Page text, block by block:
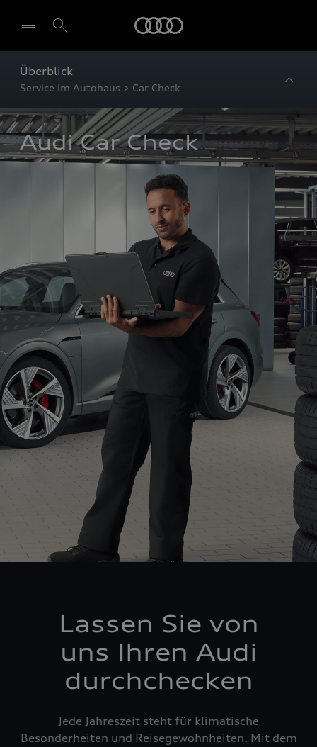
Überblick
Service im Autohaus > Car Check
Audi Car Check
Lassen Sie von
uns Ihren Audi
durchchecken
Jede Jahreszeit steht für klimatische
Besonderheiten und Reisegewohnheiten. Mit dem